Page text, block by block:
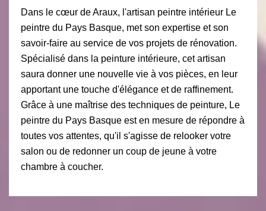
Dans le cœur de Araux, l'artisan peintre intérieur Le
peintre du Pays Basque, met son expertise et son
savoir-faire au service de vos projets de rénovation.
Spécialisé dans la peinture intérieure, cet artisan
saura donner une nouvelle vie à vos pièces, en leur
apportant une touche d'élégance et de raffinement.
Grâce à une maîtrise des techniques de peinture, Le
peintre du Pays Basque est en mesure de répondre à
toutes vos attentes, qu'il s'agisse de relooker votre
salon ou de redonner un coup de jeune à votre
chambre à coucher.